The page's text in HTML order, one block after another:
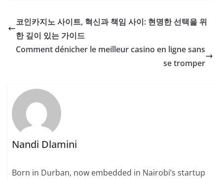
코인카지노 사이트, 혁신과 책임 사이: 현명한 선택을 위
한 깊이 있는 가이드
Comment dénicher le meilleur casino en ligne sans
se tromper
Nandi Dlamini
Born in Durban, now embedded in Nairobi’s startup